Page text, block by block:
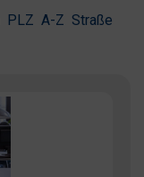
PLZ A-Z Straße